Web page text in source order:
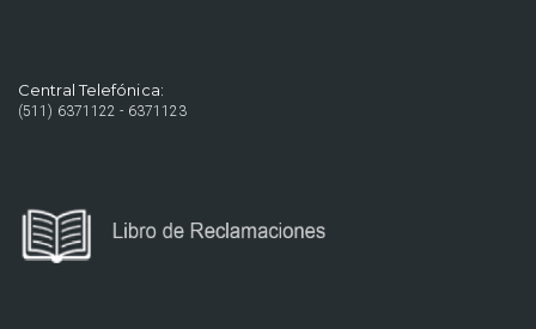
Central Telefónica:
(511) 6371122 - 6371123